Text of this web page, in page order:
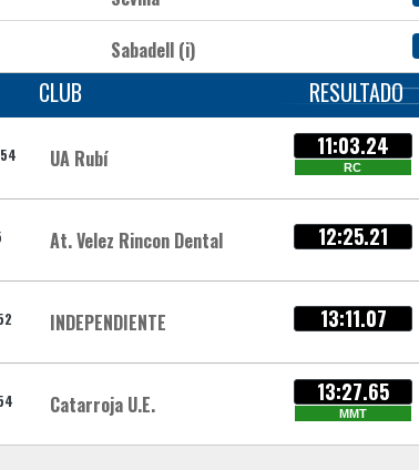
Sabadell (i)
CLUB RESULTADO
UA Rubí 11:03.24
RC
At. Velez Rincon Dental 12:25.21
INDEPENDIENTE 13:11.07
Catarroja U.E. 13:27.65
MMT